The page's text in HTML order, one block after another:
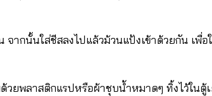
กนั้นใส่ชีสลงไปแล้วม้วนแป้งเข้าด้วยกัน เพื่อ
วยพลาสติกแรปหรือผ้าชุบน้ำหมาดๆ ทิ้งไว้ใน